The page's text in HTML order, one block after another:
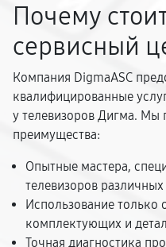
Почему
сервисный
Компания DigmaASC
квалифицированные
у телевизоров Дигма.
преимущества:
Опытные мастера,
телевизоров
Использование только
комплектующих и
Точная диагностика